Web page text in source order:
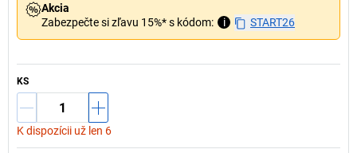
Akcia
Zabezpečte si zľavu 15%* s kódom:
i START26
KS
K dispozícii už len 6